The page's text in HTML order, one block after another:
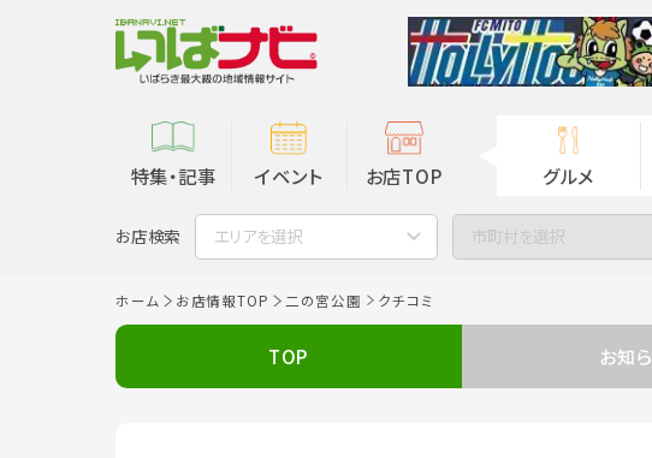
特集・記事 イベント お店TOP グルメ
お店検索 エリアを選択 市町村を選択
ホーム お店情報TOP 二の宮公園 クチコミ
TOP お知